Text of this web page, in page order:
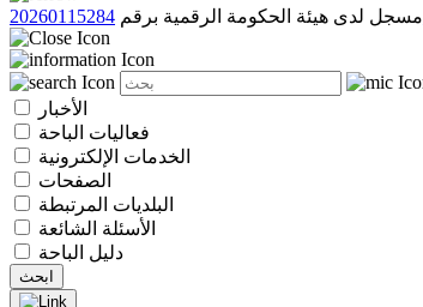
مسجل لدى هيئة الحكومة الرقمية برقم
الأخبار
فعاليات الباحة
الخدمات الإلكترونية
الصفحات
البلديات المرتبطة
الأسئلة الشائعة
دليل الباحة